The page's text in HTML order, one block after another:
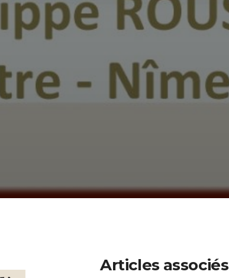
Articles associés